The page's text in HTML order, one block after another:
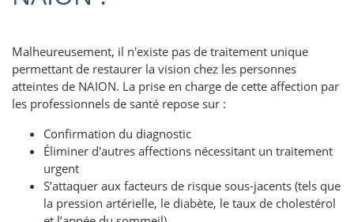
Malheureusement, il n'existe pas de traitement unique
permettant de restaurer la vision chez les personnes
atteintes de NAION. La prise en charge de cette affection par
les professionnels de santé repose sur :
Confirmation du diagnostic
Éliminer d'autres affections nécessitant un traitement
urgent
S’attaquer aux facteurs de risque sous-jacents (tels que
la pression artérielle, le diabète, le taux de cholestérol